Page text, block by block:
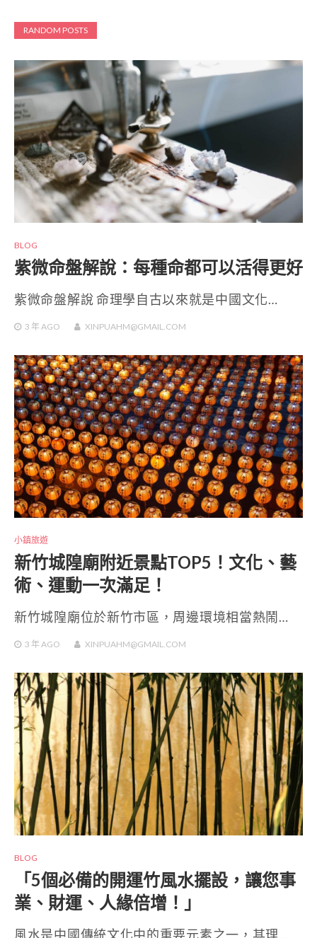
RANDOM POSTS
BLOG
紫微命盤解說：每種命都可以活得更好
紫微命盤解說 命理學自古以來就是中國文化…
3 年 AGO XINPUAHM@GMAIL.COM
小鎮旅遊
新竹城隍廟附近景點TOP5！文化、藝
術、運動一次滿足！
新竹城隍廟位於新竹市區，周邊環境相當熱鬧…
3 年AGO XINPUAHM@GMAIL.COM
BLOG
「5個必備的開運竹風水擺設，讓您事
業、財運、人緣倍增！」
風水是中國傳統文化中的重要元素之一，其理…